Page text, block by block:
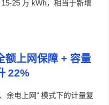
15-25 万 kWh，相当于新增
额上网保障 + 容量
22%
余电上网" 模式下的计量复